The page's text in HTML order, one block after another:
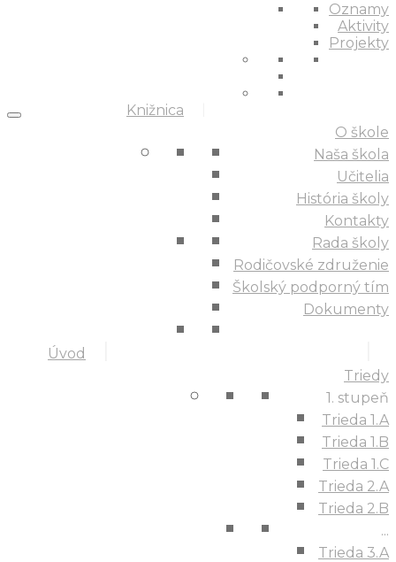
Knižnica
Oznamy
Aktivity
Projekty
Úvod
O škole
Naša škola
Učitelia
História školy
Kontakty
Rada školy
Rodičovské združenie
Školský podporný tím
Dokumenty
Triedy
1. stupeň
Trieda 1.A
Trieda 1.B
Trieda 1.C
Trieda 2.A
Trieda 2.B
...
Trieda 3.A